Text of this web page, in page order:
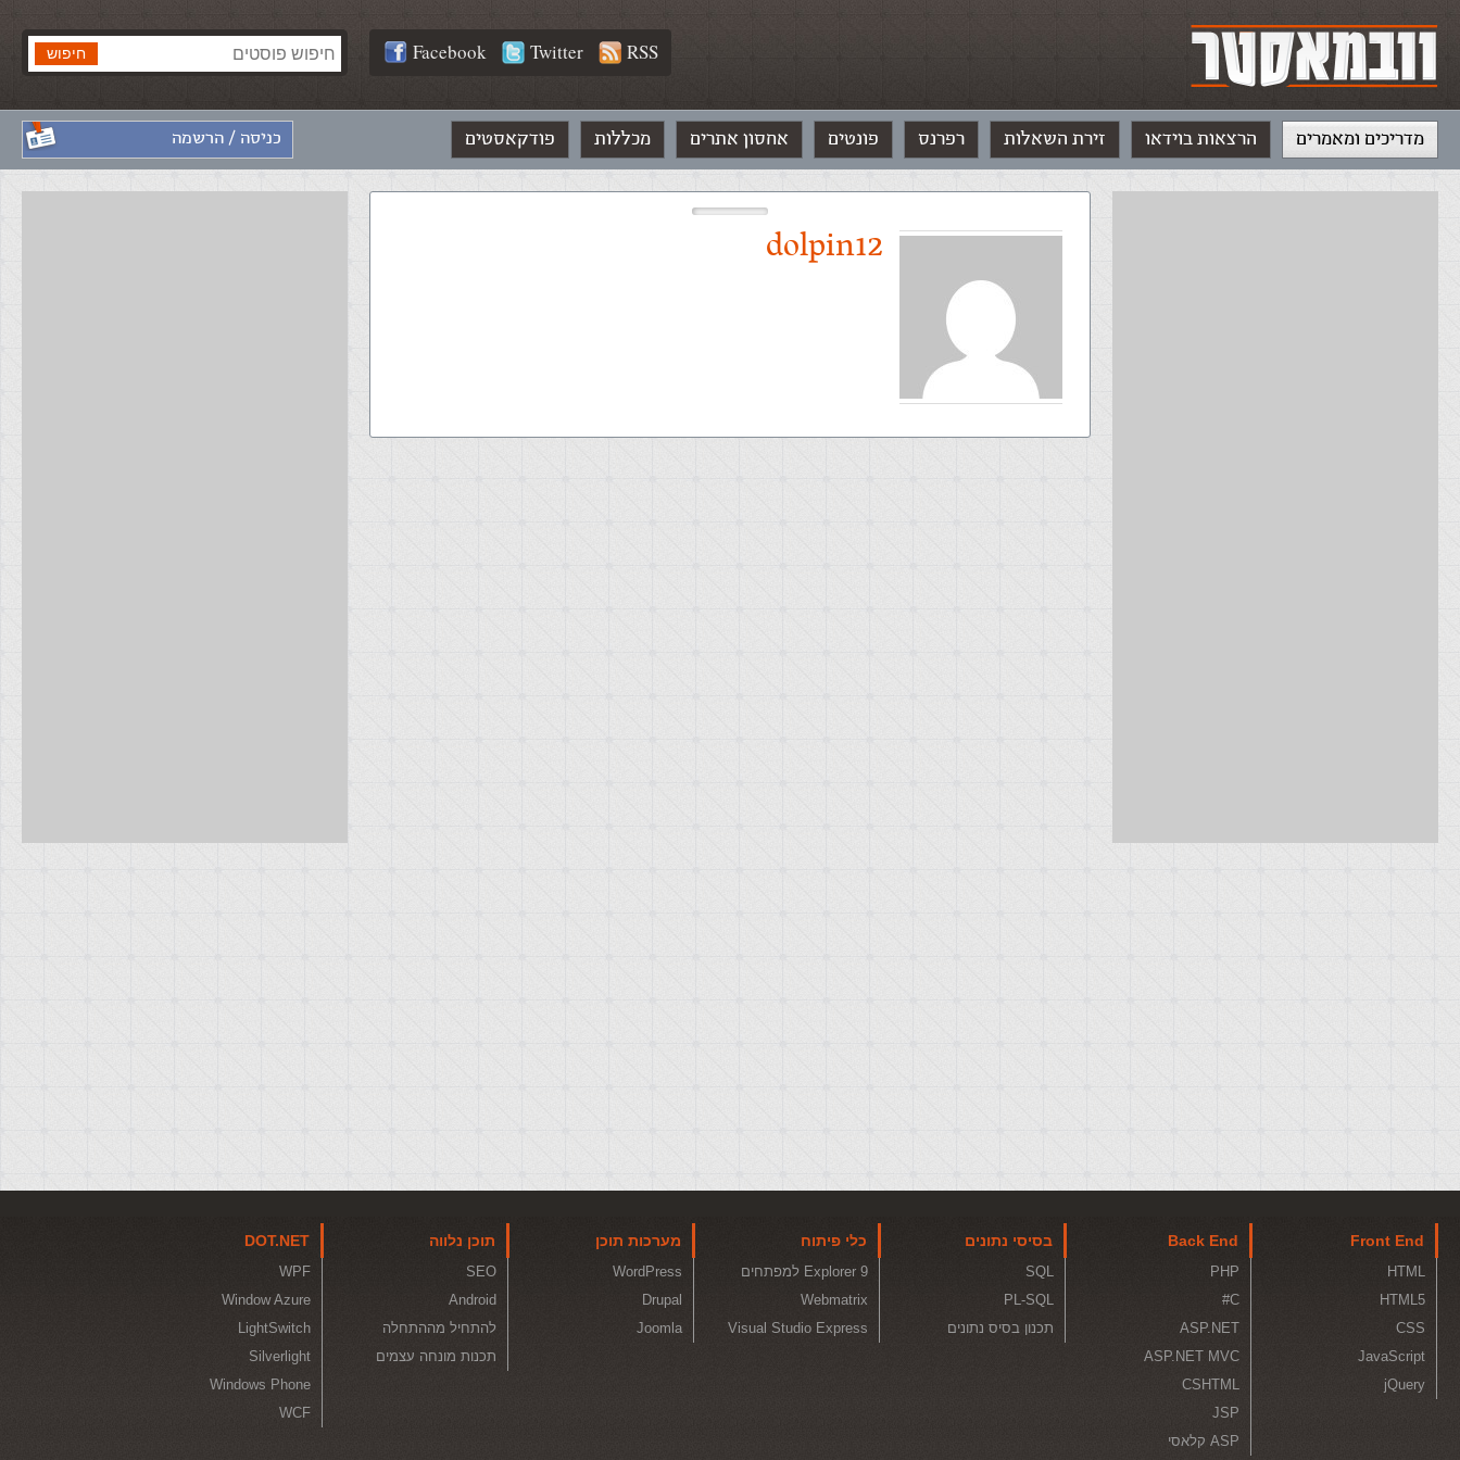
Facebook Twitter RSS
כניסה / הרשמה מדריכים ומאמרים הרצאות בוידאו זירת השאלות רפרנס פונטים אחסון אתרים מכללות פודקאסטים
dolpin12
Front End
HTML
HTML5
CSS
JavaScript
jQuery
Back End
PHP
C#
ASP.NET
ASP.NET MVC
CSHTML
JSP
ASP קלאסי
בסיסי נתונים
SQL
PL-SQL
תכנון בסיס נתונים
כלי פיתוח
Explorer 9 למפתחים
Webmatrix
Visual Studio Express
מערכות תוכן
WordPress
Drupal
Joomla
תוכן נלווה
SEO
Android
להתחיל מההתחלה
תכנות מונחה עצמים
DOT.NET
WPF
Window Azure
LightSwitch
Silverlight
Windows Phone
WCF